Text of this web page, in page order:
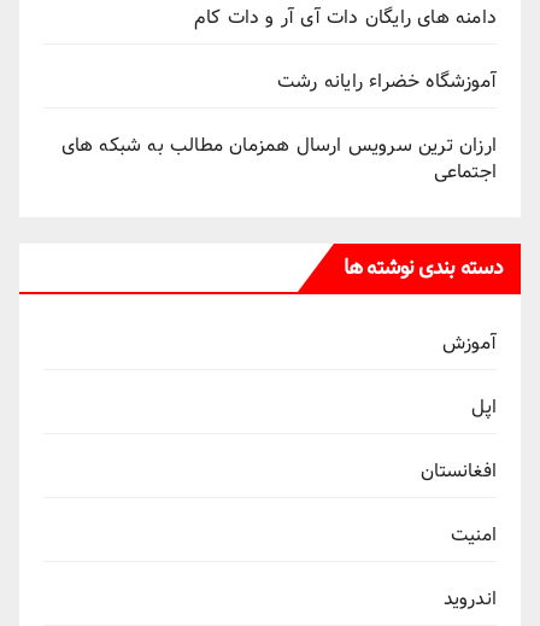
دامنه های رایگان دات آی آر و دات کام
آموزشگاه خضراء رایانه رشت
ارزان ترین سرویس ارسال همزمان مطالب به شبکه های
اجتماعی
دسته بندی نوشته ها
آموزش
اپل
افغانستان
امنیت
اندروید